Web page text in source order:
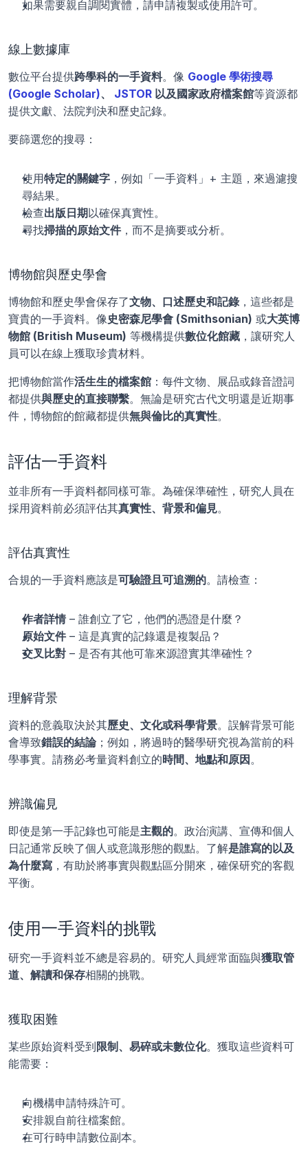
如果需要親自調閱實體，請申請複製或使用許可。
線上數據庫
數位平台提供跨學科的一手資料。像 Google 學術搜尋
(Google Scholar)、 JSTOR 以及國家政府檔案館等資源都
提供文獻、法院判決和歷史記錄。
要篩選您的搜尋：
使用特定的關鍵字 ，例如「一手資料」+ 主題，來過濾搜
尋結果。
檢查出版日期以確保真實性。
尋找掃描的原始文件，而不是摘要或分析。
博物館與歷史學會
博物館和歷史學會保存了文物、口述歷史和記錄 ，這些都是
寶貴的一手資料。像史密森尼學會 (Smithsonian) 或大英博
物館 (British Museum) 等機構提供數位化館藏 ，讓研究人
員可以在線上獲取珍貴材料。
把博物館當作活生生的檔案館 ：每件文物、展品或錄音證詞
都提供與歷史的直接聯繫。無論是研究古代文明還是近期事
件，博物館的館藏都提供無與倫比的真實性。
評估一手資料
並非所有一手資料都同樣可靠。為確保準確性，研究人員在
採用資料前必須評估其真實性、背景和偏見。
評估真實性
合規的一手資料應該是可驗證且可追溯的。請檢查：
作者詳情 – 誰創立了它，他們的憑證是什麼？
原始文件 – 這是真實的記錄還是複製品？
交叉比對 – 是否有其他可靠來源證實其準確性？
理解背景
資料的意義取決於其歷史、文化或科學背景。誤解背景可能
會導致錯誤的結論；例如，將過時的醫學研究視為當前的科
學事實。請務必考量資料創立的時間、地點和原因。
辨識偏見
即使是第一手記錄也可能是主觀的。政治演講、宣傳和個人
日記通常反映了個人或意識形態的觀點。了解是誰寫的以及
為什麼寫 ，有助於將事實與觀點區分開來，確保研究的客觀
平衡。
使用一手資料的挑戰
研究一手資料並不總是容易的。研究人員經常面臨與獲取管
道、解讀和保存相關的挑戰。
獲取困難
某些原始資料受到限制、易碎或未數位化。獲取這些資料可
能需要：
向機構申請特殊許可。
安排親自前往檔案館。
在可行時申請數位副本。